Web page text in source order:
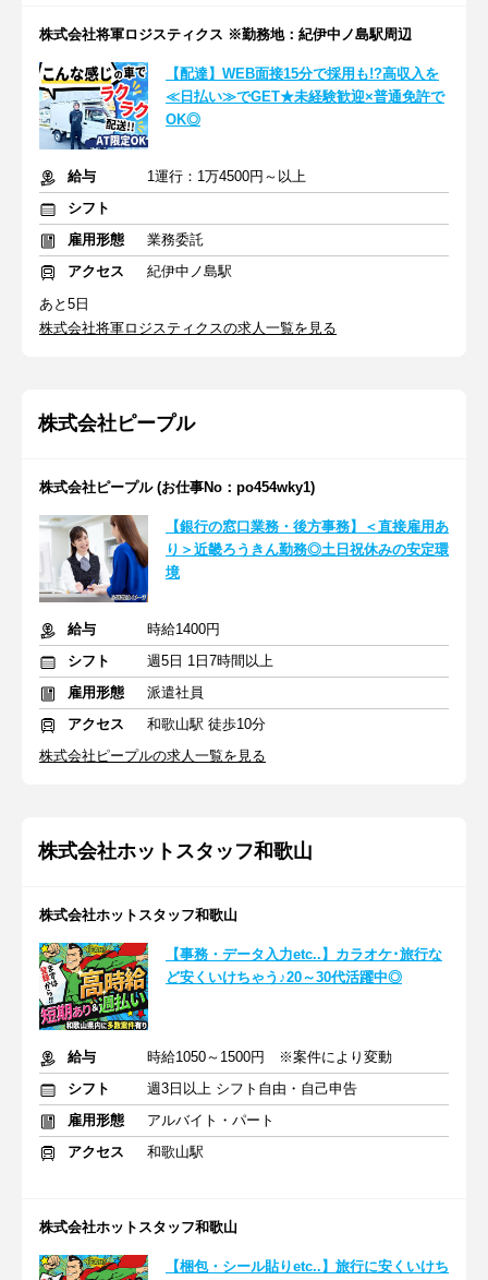
株式会社将軍ロジスティクス ※勤務地：紀伊中ノ島駅周辺
【配達】WEB面接15分で採用も!?高収入を
≪日払い≫でGET★未経験歓迎×普通免許で
OK◎
給与
1運行：1万4500円～以上
シフト
雇用形態
業務委託
アクセス
紀伊中ノ島駅
あと5日
株式会社将軍ロジスティクスの求人一覧を見る
株式会社ピープル
株式会社ピープル (お仕事No：po454wky1)
【銀行の窓口業務・後方事務】＜直接雇用あ
り＞近畿ろうきん勤務◎土日祝休みの安定環
境
給与
時給1400円
シフト
週5日 1日7時間以上
雇用形態
派遣社員
アクセス
和歌山駅 徒歩10分
株式会社ピープルの求人一覧を見る
株式会社ホットスタッフ和歌山
株式会社ホットスタッフ和歌山
【事務・データ入力etc..】カラオケ･旅行な
ど安くいけちゃう♪20～30代活躍中◎
給与
時給1050～1500円 ※案件により変動
シフト
週3日以上 シフト自由・自己申告
雇用形態
アルバイト・パート
アクセス
和歌山駅
株式会社ホットスタッフ和歌山
【梱包・シール貼りetc..】旅行に安くいけち